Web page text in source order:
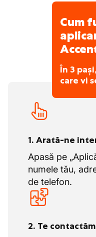
cunoștințe NL
acest fel, tu, ca
o stare de bine
le poți finaliza cu
producția de
panouri din
prefabricate
Cum
În 3
care vi
1. Arată-ne
Apasă pe
numele tău,
de telefon.
2. Te contactăm